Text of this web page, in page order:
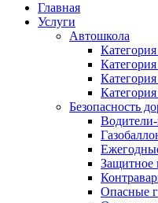
Главная
Услуги
Автошкола
Безопасность
Защитное
Опасные